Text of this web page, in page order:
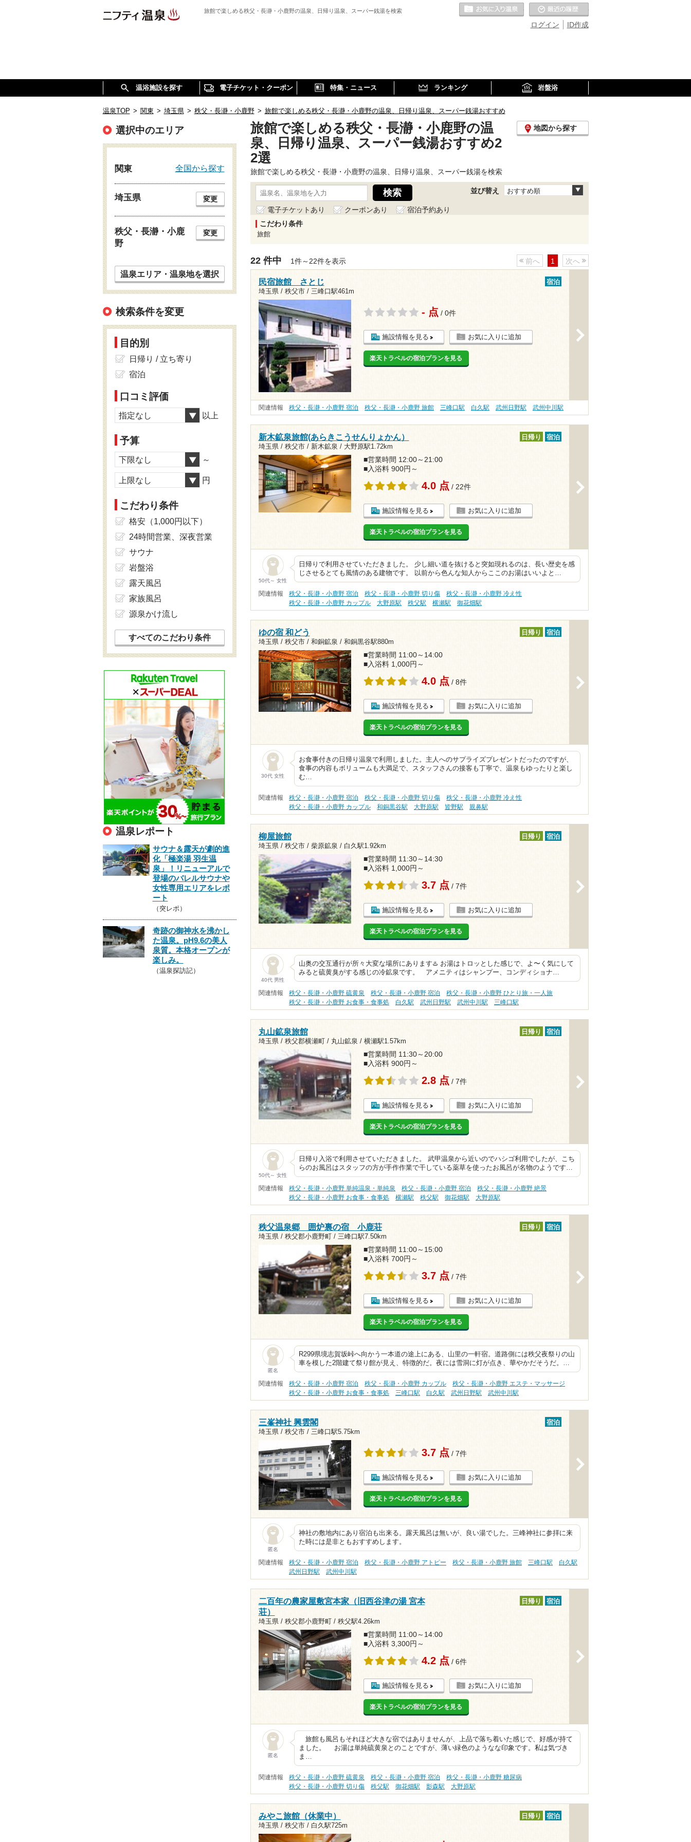
旅館で楽しめる秩父・長瀞・小鹿野の温泉、日帰り温泉、スーパー銭湯を検索
ID作成
ログイン
お気に入りの温泉
温浴施設を探す 電子チケット・クーポン 特集・ニュース ランキング 岩盤浴
温泉TOP > 関東 > 埼玉県 > 秩父・長瀞・小鹿野 > 旅館で楽しめる秩父・長瀞・小鹿野の温泉、日帰り温泉、スーパー銭湯おすすめ
旅館で楽しめる秩父・長瀞・小鹿野の温
泉、日帰り温泉、スーパー銭湯おすすめ2
2選
地図から探す
旅館で楽しめる秩父・長瀞・小鹿野の温泉、日帰り温泉、スーパー銭湯を検索
並び替え おすすめ順
電子チケットあり クーポンあり
宿泊予約あり
こだわり条件
旅館
22 件中 1件～22件を表示 前へ 1 次へ
民宿旅館 さとじ
埼玉県 / 秩父市 / 三峰口駅461m
宿泊
- 点 / 0件
施設情報を見る お気に入りに追加
楽天トラベルの宿泊プランを見る
関連情報 秩父・長瀞・小鹿野 宿泊 秩父・長瀞・小鹿野 旅館 三峰口駅 白久駅 武州日野駅 武州中川駅
新木鉱泉旅館(あらきこうせんりょかん）
埼玉県 / 秩父市 / 新木鉱泉 / 大野原駅1.72km
日帰り 宿泊
■営業時間 12:00～21:00
■入浴料 900円～
4.0 点 / 22件
施設情報を見る お気に入りに追加
楽天トラベルの宿泊プランを見る
50代～ 女性
日帰りで利用させていただきました。 少し細い道を抜けると突如現れるのは、長い歴史を感
じさせるとても風情のある建物です。 以前から色んな知人からここのお湯はいいよと…
関連情報 秩父・長瀞・小鹿野 宿泊 秩父・長瀞・小鹿野 切り傷
秩父・長瀞・小鹿野 冷え性
秩父・長瀞・小鹿野 カップル
大野原駅 秩父駅 横瀬駅 御花畑駅
ゆの宿 和どう
埼玉県 / 秩父市 / 和銅鉱泉 / 和銅黒谷駅880m
日帰り 宿泊
■営業時間 11:00～14:00
■入浴料 1,000円～
4.0 点 / 8件
施設情報を見る お気に入りに追加
楽天トラベルの宿泊プランを見る
30代 女性
お食事付きの日帰り温泉で利用しました。主人へのサプライズプレゼントだったのですが、
食事の内容もボリュームも大満足で、スタッフさんの接客も丁寧で、温泉もゆったりと楽し
む…
関連情報 秩父・長瀞・小鹿野 宿泊 秩父・長瀞・小鹿野 切り傷
秩父・長瀞・小鹿野 冷え性
秩父・長瀞・小鹿野 カップル
和銅黒谷駅 大野原駅 皆野駅 親鼻駅
柳屋旅館
埼玉県 / 秩父市 / 柴原鉱泉 / 白久駅1.92km
日帰り 宿泊
■営業時間 11:30～14:30
■入浴料 1,000円～
3.7 点 / 7件
施設情報を見る お気に入りに追加
楽天トラベルの宿泊プランを見る
40代 男性
山奥の交互通行が所々大変な場所にあります♨️ お湯はトロッとした感じで、よ〜く気にして
みると硫黄臭がする感じの冷鉱泉です。 アメニティはシャンプー、コンディショナ…
関連情報 秩父・長瀞・小鹿野 硫黄泉 秩父・長瀞・小鹿野 宿泊
秩父・長瀞・小鹿野 ひとり旅・一人旅
秩父・長瀞・小鹿野 お食事・食事処
白久駅 武州日野駅 武州中川駅 三峰口駅
丸山鉱泉旅館
埼玉県 / 秩父郡横瀬町 / 丸山鉱泉 / 横瀬駅1.57km
日帰り 宿泊
■営業時間 11:30～20:00
■入浴料 900円～
2.8 点 / 7件
施設情報を見る お気に入りに追加
楽天トラベルの宿泊プランを見る
50代～ 女性
日帰り入浴で利用させていただきました。 武甲温泉から近いのでハシゴ利用でしたが、こち
らのお風呂はスタッフの方が手作作業で干している薬草を使ったお風呂が名物のようです…
関連情報 秩父・長瀞・小鹿野 単純温泉・単純泉 秩父・長瀞・小鹿野 宿泊
秩父・長瀞・小鹿野 絶景
秩父・長瀞・小鹿野 お食事・食事処
横瀬駅 秩父駅 御花畑駅 大野原駅
秩父温泉郷 囲炉裏の宿 小鹿荘
埼玉県 / 秩父郡小鹿野町 / 三峰口駅7.50km
日帰り 宿泊
■営業時間 11:00～15:00
■入浴料 700円～
3.7 点 / 7件
施設情報を見る お気に入りに追加
楽天トラベルの宿泊プランを見る
匿名
R299県境志賀坂峠へ向かう一本道の途上にある、山里の一軒宿。道路側には秩父夜祭りの山
車を模した2階建て祭り館が見え、特徴的だ。夜には雪洞に灯が点き、華やかだそうだ。…
関連情報 秩父・長瀞・小鹿野 宿泊 秩父・長瀞・小鹿野 カップル
秩父・長瀞・小鹿野 エステ・マッサージ
秩父・長瀞・小鹿野 お食事・食事処
三峰口駅 白久駅 武州日野駅 武州中川駅
三峯神社 興雲閣
埼玉県 / 秩父市 / 三峰口駅5.75km
宿泊
3.7 点 / 7件
施設情報を見る お気に入りに追加
楽天トラベルの宿泊プランを見る
匿名
神社の敷地内にあり宿泊も出来る。露天風呂は無いが、良い湯でした。三峰神社に参拝に来
た時には是非ともおすすめします。
関連情報 秩父・長瀞・小鹿野 宿泊 秩父・長瀞・小鹿野 アトピー 秩父・長瀞・小鹿野 旅館 三峰口駅
白久駅
武州日野駅
武州中川駅
二百年の農家屋敷宮本家（旧西谷津の湯 宮本
荘）
埼玉県 / 秩父郡小鹿野町 / 秩父駅4.26km
日帰り 宿泊
■営業時間 11:00～14:00
■入浴料 3,300円～
4.2 点 / 6件
施設情報を見る お気に入りに追加
楽天トラベルの宿泊プランを見る
匿名
旅館も風呂もそれほど大きな宿ではありませんが、上品で落ち着いた感じで、好感が持て
ました。 お湯は単純硫黄泉とのことですが、薄い緑色のようなな印象です。私は気づき
ま…
関連情報 秩父・長瀞・小鹿野 硫黄泉 秩父・長瀞・小鹿野 宿泊
秩父・長瀞・小鹿野 糖尿病
秩父・長瀞・小鹿野 切り傷
秩父駅 御花畑駅 影森駅 大野原駅
みやこ旅館（休業中）
埼玉県 / 秩父市 / 白久駅725m
日帰り 宿泊
選択中のエリア
関東 全国から探す
埼玉県 変更
秩父・長瀞・小鹿
野
変更
温泉エリア・温泉地を選択
検索条件を変更
目的別
日帰り / 立ち寄り
宿泊
口コミ評価
指定なし 以上
予算
下限なし ～
上限なし 円
こだわり条件
格安（1,000円以下）
24時間営業、深夜営業
サウナ
岩盤浴
露天風呂
家族風呂
源泉かけ流し
すべてのこだわり条件
温泉レポート
サウナ＆露天が劇的進
化「極楽湯 羽生温
泉」！リニューアルで
登場のバレルサウナや
女性専用エリアをレポ
ート
（突レポ）
奇跡の御神水を沸かし
た温泉。pH9.6の美人
泉質。本格オープンが
楽しみ。
（温泉探訪記）